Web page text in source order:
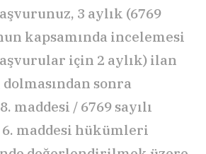
3 aylık (6769
kapsamında incelemesi
için 2 aylık) ilan
sonra
maddesi / 6769 sayılı
maddesi hükümleri